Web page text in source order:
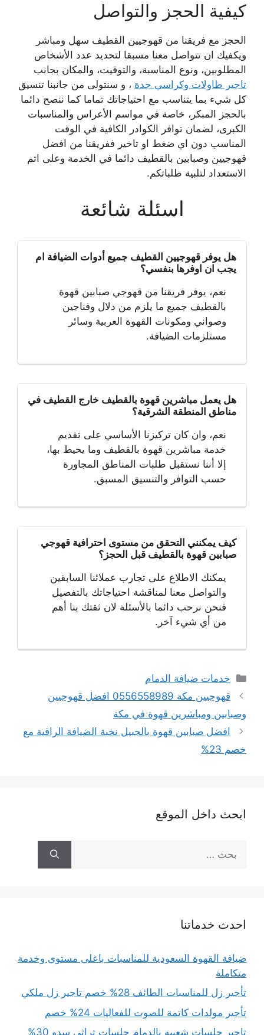
كيفية الحجز والتواصل
الحجز مع فريقنا من قهوجيين القطيف سهل ومباشر
ويكفيك ان تتواصل معنا مسبقا لتحديد عدد الأشخاص
المطلوبين، ونوع المناسبة، والتوقيت، والمكان بجانب
تاجير طاولات وكراسي جدة ، و سنتولى من جانبنا تنسيق
كل شيء بما يتناسب مع احتياجاتك تماما كما ننصح دائما
بالحجز المبكر، خاصة في مواسم الأعراس والمناسبات
الكبرى، لضمان توافر الكوادر الكافية في الوقت
المناسب دون اي ضغط او تاخير ففريقنا من افضل
قهوجيين وصبابين بالقطيف دائما في الخدمة وعلى اتم
الاستعداد لتلبية طلباتكم.
اسئلة شائعة
هل يوفر قهوجيين القطيف جميع أدوات الضيافة ام
يجب ان اوفرها بنفسي؟
نعم، يوفر فريقنا من قهوجي صبابين قهوة
بالقطيف جميع ما يلزم من دلال وفناجين
وصواني ومكونات القهوة العربية وسائر
مستلزمات الضيافة.
هل يعمل مباشرين قهوة بالقطيف خارج القطيف في
مناطق المنطقة الشرقية؟
نعم، وان كان تركيزنا الأساسي على تقديم
خدمة مباشرين قهوة بالقطيف وما يحيط بها،
إلا أننا نستقبل طلبات المناطق المجاورة
حسب التوافر والتنسيق المسبق.
كيف يمكنني التحقق من مستوى احترافية قهوجي
صبابين قهوة بالقطيف قبل الحجز؟
يمكنك الاطلاع على تجارب عملائنا السابقين
والتواصل معنا لمناقشة احتياجاتك بالتفصيل
فنحن نرحب دائما بالأسئلة لان ثقتك بنا أهم
من أي شيء آخر.
التصنيفات
خدمات ضيافة الدمام
قهوجيين مكة 0556558989 افضل قهوجيين
وصبابين ومباشرين قهوة في مكة
افضل صبابين قهوة بالجبيل نخبة الضيافة الراقية مع
خصم 23%
ابحث داخل الموقع
عن:
احدث خدماتنا
ضيافة القهوة السعودية للمناسبات باعلى مستوى وخدمة
متكاملة
تأجير زل للمناسبات الطائف 28% خصم تاجير زل ملكي
تأجير مولدات كاتمة للصوت للفعاليات 24% خصم
تاجير جلسات شعبيه بالدمام جلسات تراثي سدو 30%